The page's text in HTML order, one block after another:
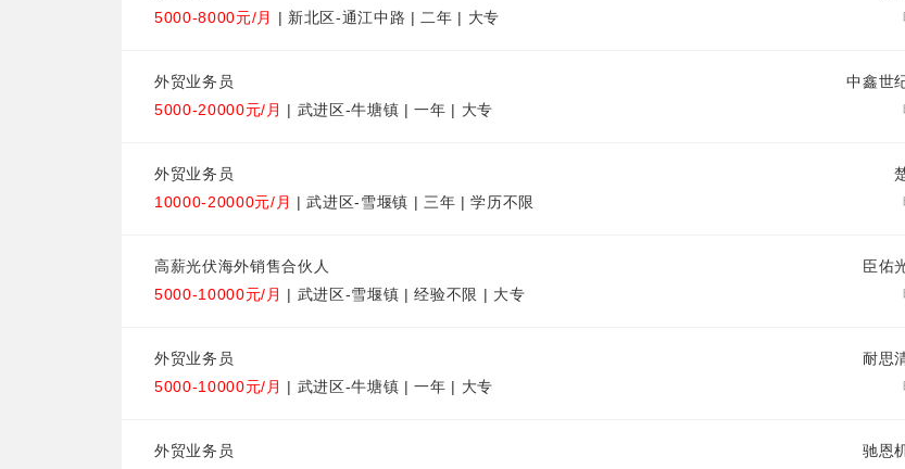
5000-8000元/月 | 新北区-通江中路 | 二年 | 大专
中鑫世
外贸业务员
5000-20000元/月 | 武进区-牛塘镇 | 一年 | 大专
外贸业务员
10000-20000元/月 | 武进区-雪堰镇 | 三年 | 学历不限
臣佑
高薪光伏海外销售合伙人
5000-10000元/月 | 武进区-雪堰镇 | 经验不限 | 大专
耐思
外贸业务员
5000-10000元/月 | 武进区-牛塘镇 | 一年 | 大专
驰恩
外贸业务员